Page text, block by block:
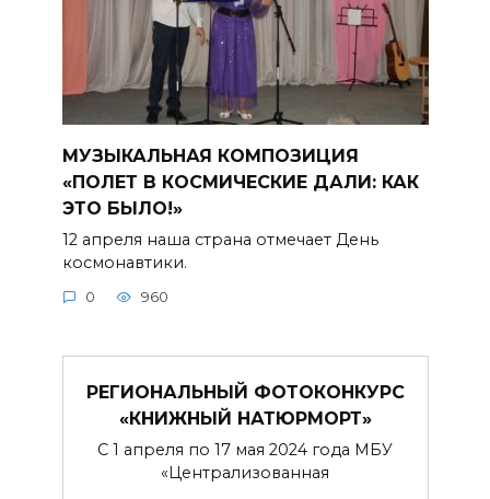
МУЗЫКАЛЬНАЯ КОМПОЗИЦИЯ
«ПОЛЕТ В КОСМИЧЕСКИЕ ДАЛИ: КАК
ЭТО БЫЛО!»
12 апреля наша страна отмечает День
космонавтики.
0 960
РЕГИОНАЛЬНЫЙ ФОТОКОНКУРС
«КНИЖНЫЙ НАТЮРМОРТ»
С 1 апреля по 17 мая 2024 года МБУ
«Централизованная